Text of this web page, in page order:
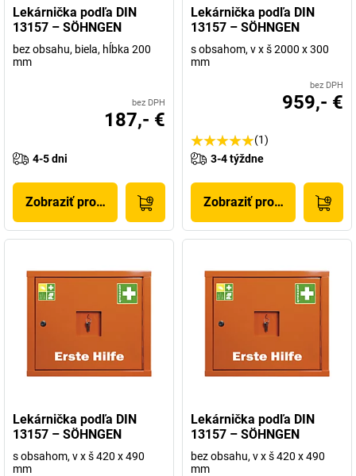
Lekárnička podľa DIN
13157 – SÖHNGEN
bez obsahu, biela, hĺbka 200
mm
bez DPH
187,- €
4-5 dni
Zobraziť produkt
Lekárnička podľa DIN
13157 – SÖHNGEN
s obsahom, v x š 2000 x 300
mm
bez DPH
959,- €
(1)
3-4 týždne
Zobraziť produkt
Lekárnička podľa DIN
13157 – SÖHNGEN
s obsahom, v x š 420 x 490
mm
Lekárnička podľa DIN
13157 – SÖHNGEN
bez obsahu, v x š 420 x 490
mm